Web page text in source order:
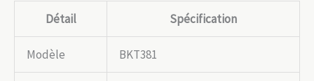
Détail Spécification
Modèle BKT381